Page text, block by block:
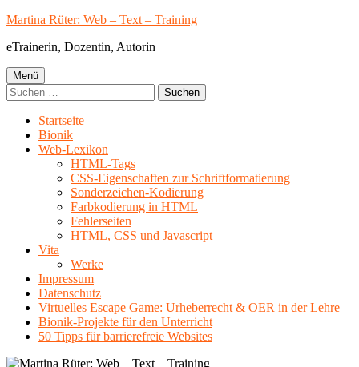
Springe
Inhalt
Martina Rüter: Web – Text – Training
eTrainerin, Dozentin, Autorin
Primäres
Menü
Menü
Suchen
nach:
Startseite
Bionik
Web-Lexikon
HTML-Tags
CSS-Eigenschaften zur Schriftformatierung
Sonderzeichen-Kodierung
Farbkodierung in HTML
Fehlerseiten
HTML, CSS und Javascript
Vita
Werke
Impressum
Datenschutz
Virtuelles Escape Game: Urheberrecht & OER in der Lehre
Bionik-Projekte für den Unterricht
50 Tipps für barrierefreie Websites